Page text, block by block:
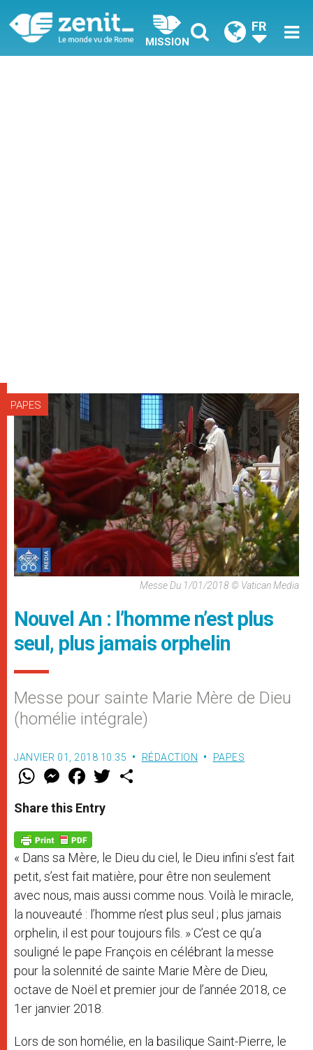
MISSION
FR
PAPES
Messe Du 1/01/2018 © Vatican Media
Nouvel An : l’homme n’est plus
seul, plus jamais orphelin
Messe pour sainte Marie Mère de Dieu
(homélie intégrale)
JANVIER 01, 2018 10:35 RÉDACTION PAPES
W
t
s
p
p
M
e
s
e
g
e
r
F
a
e
b
o
k
w
Share this Entry
« Dans sa Mère, le Dieu du ciel, le Dieu infini s’est fait
petit, s’est fait matière, pour être non seulement
avec nous, mais aussi comme nous. Voilà le miracle,
la nouveauté : l’homme n’est plus seul ; plus jamais
orphelin, il est pour toujours fils. » C’est ce qu’a
souligné le pape François en célébrant la messe
pour la solennité de sainte Marie Mère de Dieu,
octave de Noël et premier jour de l’année 2018, ce
1er janvier 2018.
Lors de son homélie, en la basilique Saint-Pierre, le